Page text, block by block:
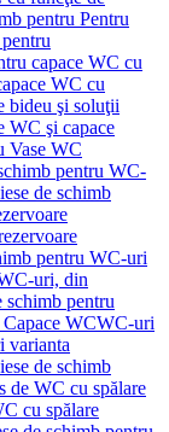
pentru Pentru
capace WC cu
WC cu
bideu şi soluţii
WC şi capace
Vase WC
pentru WC-
de schimb
pentru WC-uri
uri, din
schimb pentru
WCWC-uri
varianta
de schimb
de WC cu spălare
cu spălare